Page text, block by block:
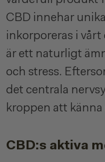
CBD innehar
inkorporeras i vårt
är ett naturligt
och stress.
det centrala
kroppen att
CBD:s aktiva